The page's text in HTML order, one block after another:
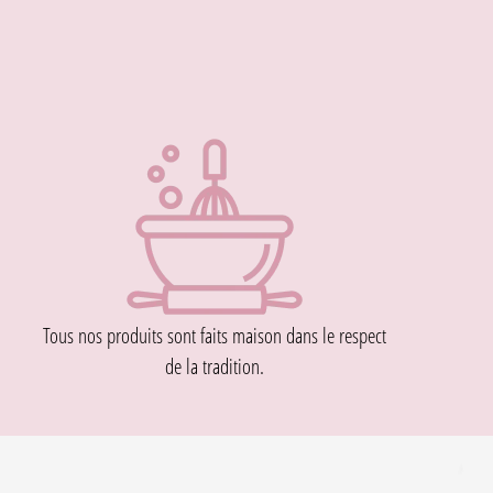
Tous nos produits sont faits maison dans le respect
de la tradition.